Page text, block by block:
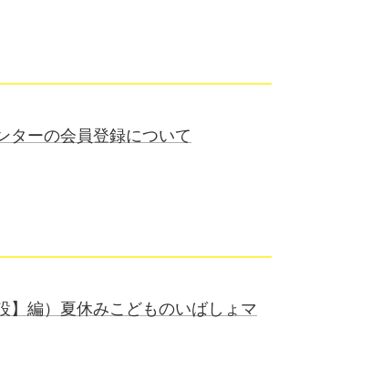
ターの会員登録について
】編）夏休みこどものいばしょマ